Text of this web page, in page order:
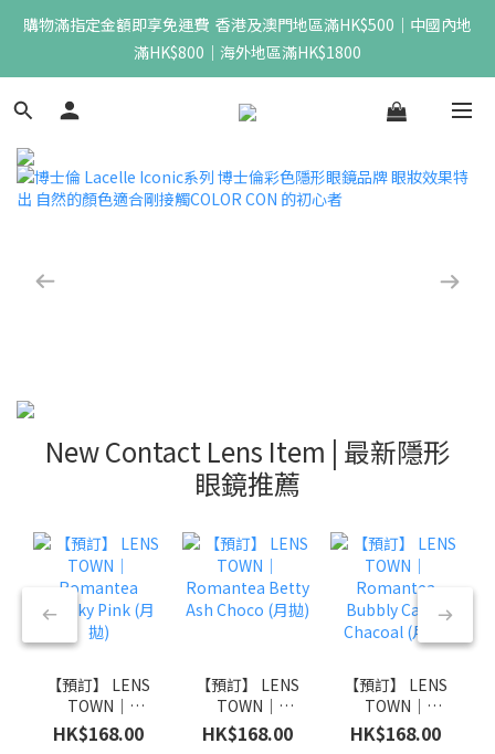
購物滿指定金額即享免運費  香港及澳門地區滿HK$500｜中國內地
滿HK$800｜海外地區滿HK$1800
New Contact Lens Item | 最新隱形
眼鏡推薦
【預訂】 LENS
TOWN｜
Romantea
Smoky Pink
HK$168.00
【預訂】 LENS
TOWN｜
Romantea
Betty Ash
HK$168.00
【預訂】 LENS
TOWN｜
Romantea
Bubbly Candy
HK$168.00